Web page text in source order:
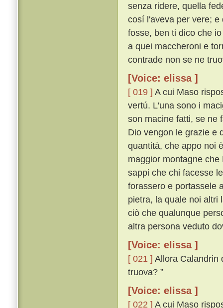
senza ridere, quella
cosí l'aveva per vere; e
fosse, ben ti dico che
a quei maccheroni e
contrade non se ne
[Voice: elissa ]
[ 019 ] A cui Maso
vertú. L'una sono i
son macine fatti, se ne
Dio vengon le grazie e
quantità, che appo noi
maggior montagne
sappi che chi facesse
forassero e portassele
pietra, la quale noi altri
ciò che qualunque
altra persona veduto
[Voice: elissa ]
[ 021 ] Allora Calandrin
truova? ”
[Voice: elissa ]
[ 022 ] A cui Maso